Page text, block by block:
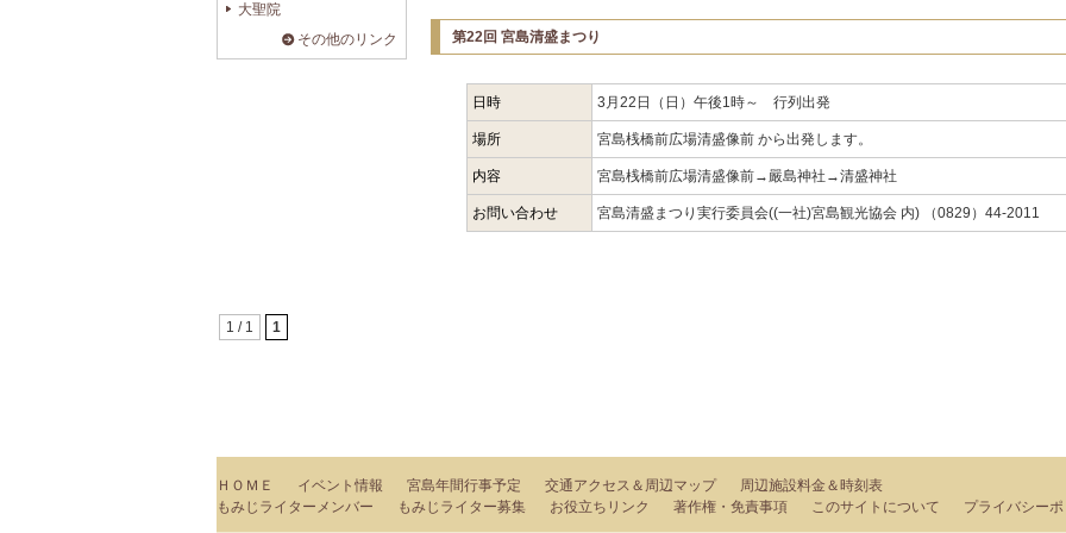
第22回 宮島清盛まつり
日時 3月22日（日）午後1時～ 行列出発
場所 宮島桟橋前広場清盛像前 から出発します。
内容 宮島桟橋前広場清盛像前→嚴島神社→清盛神社
お問い合わせ 宮島清盛まつり実行委員会((一社)宮島観光協会 内) （0829）44-2011
大聖院
その他のリンク
1 / 1 1
ＨＯＭＥ イベント情報 宮島年間行事予定 交通アクセス＆周辺マップ
周辺施設料金＆時刻表
もみじライターメンバー
もみじライター募集 お役立ちリンク 著作権・免責事項 このサイトについて プライバシー